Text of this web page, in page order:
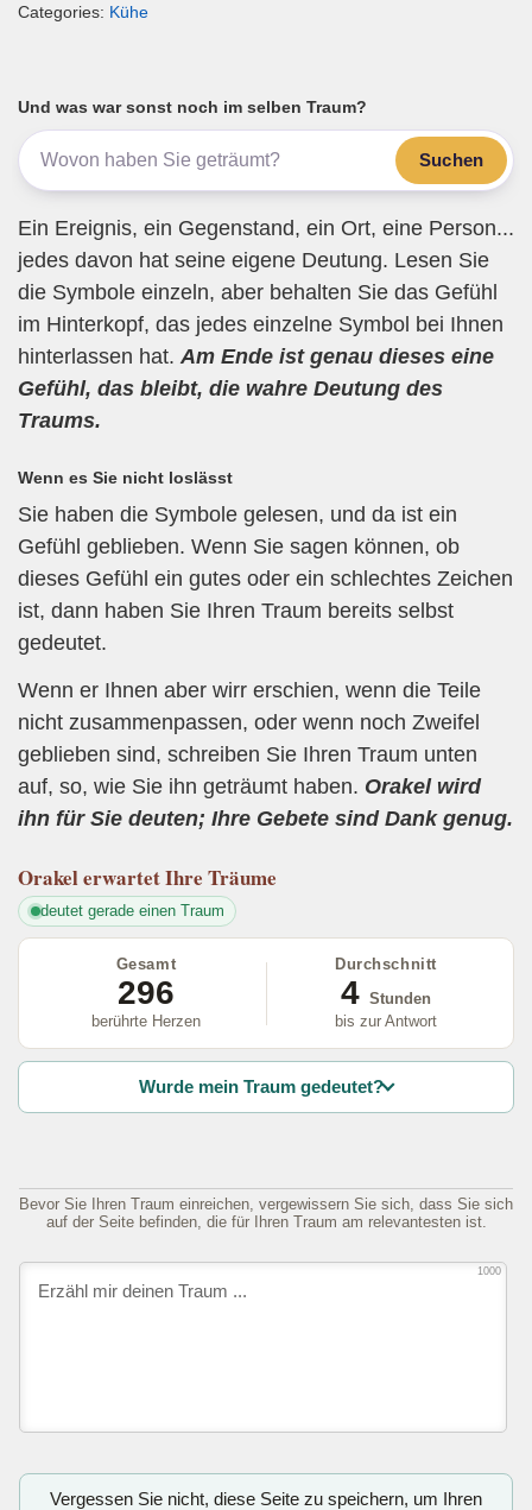
ail c
b
o
o
k
a
m
A
p
p
Categories: Kühe
Und was war sonst noch im selben Traum?
Suchen
Ein Ereignis, ein Gegenstand, ein Ort, eine Person...
jedes davon hat seine eigene Deutung. Lesen Sie
die Symbole einzeln, aber behalten Sie das Gefühl
im Hinterkopf, das jedes einzelne Symbol bei Ihnen
hinterlassen hat. Am Ende ist genau dieses eine
Gefühl, das bleibt, die wahre Deutung des
Traums.
Wenn es Sie nicht loslässt
Sie haben die Symbole gelesen, und da ist ein
Gefühl geblieben. Wenn Sie sagen können, ob
dieses Gefühl ein gutes oder ein schlechtes Zeichen
ist, dann haben Sie Ihren Traum bereits selbst
gedeutet.
Wenn er Ihnen aber wirr erschien, wenn die Teile
nicht zusammenpassen, oder wenn noch Zweifel
geblieben sind, schreiben Sie Ihren Traum unten
auf, so, wie Sie ihn geträumt haben. Orakel wird
ihn für Sie deuten; Ihre Gebete sind Dank genug.
Orakelerwartet Ihre Träume
deutet gerade einen Traum
Gesamt
296
berührte Herzen
Durchschnitt
4 Stunden
bis zur Antwort
Wurde mein Traum gedeutet?
Bevor Sie Ihren Traum einreichen, vergewissern Sie sich, dass Sie sich
auf der Seite befinden, die für Ihren Traum am relevantesten ist.
1000
Vergessen Sie nicht, diese Seite zu speichern, um Ihren